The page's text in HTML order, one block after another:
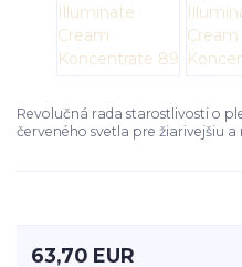
Revolučná rada starostlivosti o
červeného svetla pre žiarivejšiu a
63,70 EUR